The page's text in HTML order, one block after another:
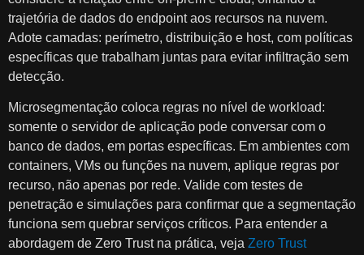
trajetória de dados do endpoint aos recursos na nuvem.
Adote camadas: perímetro, distribuição e host, com políticas
específicas que trabalham juntas para evitar infiltração sem
detecção.
Microsegmentação coloca regras no nível de workload:
somente o servidor de aplicação pode conversar com o
banco de dados, em portas específicas. Em ambientes com
containers, VMs ou funções na nuvem, aplique regras por
recurso, não apenas por rede. Valide com testes de
penetração e simulações para confirmar que a segmentação
funciona sem quebrar serviços críticos. Para entender a
abordagem de Zero Trust na prática, veja Zero Trust